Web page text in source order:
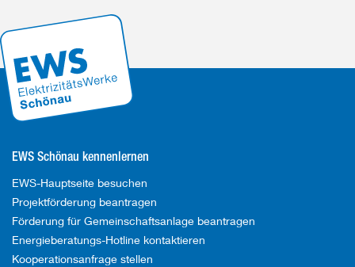
EWS Schönau kennenlernen
EWS-Hauptseite besuchen
Projektförderung beantragen
Förderung für Gemeinschaftsanlage beantragen
Energieberatungs-Hotline kontaktieren
Kooperationsanfrage stellen